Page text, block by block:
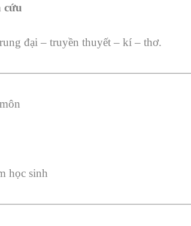
cứu
đại – truyền thuyết – kí – thơ.
học sinh